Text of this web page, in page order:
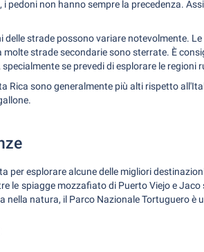
i pedoni non hanno sempre la precedenza.
delle strade possono variare notevolmente.
strade secondarie sono sterrate. È
se prevedi di esplorare le regioni
Rica sono generalmente più alti rispetto
per esplorare alcune delle migliori
le spiagge mozzafiato di Puerto Viejo e
nella natura, il Parco Nazionale Tortuguero è